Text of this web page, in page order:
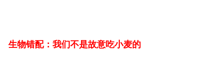
生物错配：我们不是故意吃小麦的